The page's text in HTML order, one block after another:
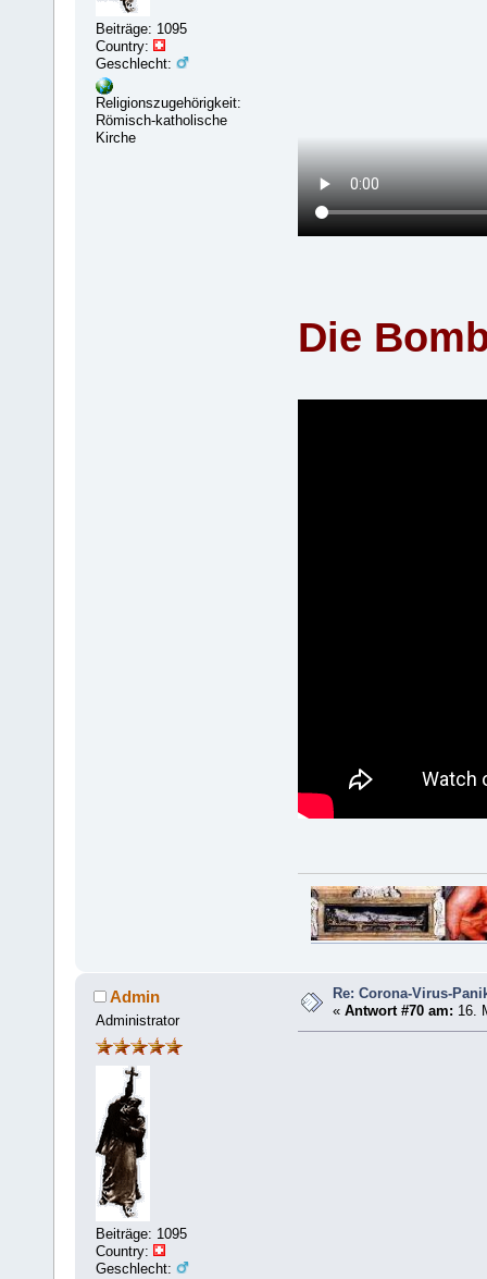
Beiträge: 1095
Country:
Geschlecht:
Religionszugehörigkeit:
Römisch-katholische
Kirche
Die
Admin
Administrator
Beiträge: 1095
Country:
Geschlecht:
Re: Corona-Virus-
«Antwort #70 am: 16.